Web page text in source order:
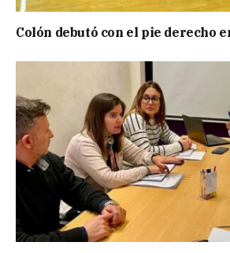
Colón debutó con el pie derecho